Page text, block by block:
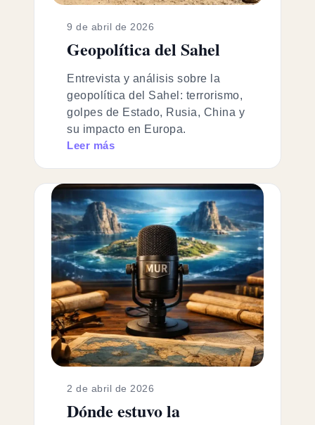
9 de abril de 2026
Geopolítica del Sahel
Entrevista y análisis sobre la
geopolítica del Sahel: terrorismo,
golpes de Estado, Rusia, China y
su impacto en Europa.
Leer más
2 de abril de 2026
Dónde estuvo la